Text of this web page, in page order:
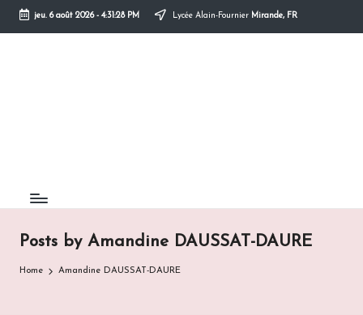
Skip
jeu. 6 août 2026- 4:31:28 PM Lycée Alain-Fournier Mirande, FR
Posts by Amandine DAUSSAT-DAURE
Home Amandine DAUSSAT-DAURE